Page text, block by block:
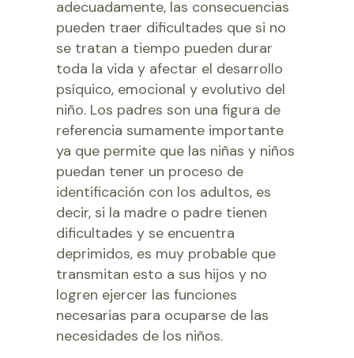
adecuadamente, las consecuencias
pueden traer dificultades que si no
se tratan a tiempo pueden durar
toda la vida y afectar el desarrollo
psíquico, emocional y evolutivo del
niño. Los padres son una figura de
referencia sumamente importante
ya que permite que las niñas y niños
puedan tener un proceso de
identificación con los adultos, es
decir, si la madre o padre tienen
dificultades y se encuentra
deprimidos, es muy probable que
transmitan esto a sus hijos y no
logren ejercer las funciones
necesarias para ocuparse de las
necesidades de los niños.